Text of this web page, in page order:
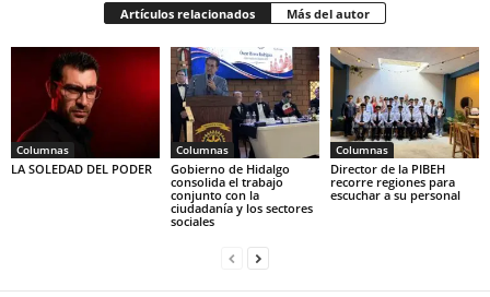
Artículos relacionados Más del autor
Columnas
LA SOLEDAD DEL PODER
Columnas
Gobierno de Hidalgo
consolida el trabajo
conjunto con la
ciudadanía y los sectores
sociales
Columnas
Director de la PIBEH
recorre regiones para
escuchar a su personal